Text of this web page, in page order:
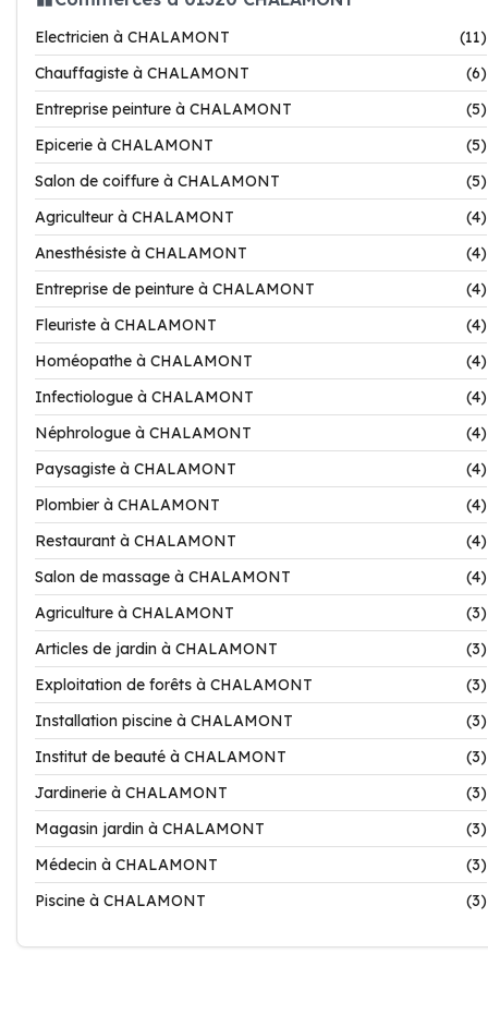
Electricien à CHALAMONT
(11)
Chauffagiste à CHALAMONT
(6)
Entreprise peinture à CHALAMONT
(5)
Epicerie à CHALAMONT
(5)
Salon de coiffure à CHALAMONT
(5)
Agriculteur à CHALAMONT
(4)
Anesthésiste à CHALAMONT
(4)
Entreprise de peinture à CHALAMONT
(4)
Fleuriste à CHALAMONT
(4)
Homéopathe à CHALAMONT
(4)
Infectiologue à CHALAMONT
(4)
Néphrologue à CHALAMONT
(4)
Paysagiste à CHALAMONT
(4)
Plombier à CHALAMONT
(4)
Restaurant à CHALAMONT
(4)
Salon de massage à CHALAMONT
(4)
Agriculture à CHALAMONT
(3)
Articles de jardin à CHALAMONT
(3)
Exploitation de forêts à CHALAMONT
(3)
Installation piscine à CHALAMONT
(3)
Institut de beauté à CHALAMONT
(3)
Jardinerie à CHALAMONT
(3)
Magasin jardin à CHALAMONT
(3)
Médecin à CHALAMONT
(3)
Piscine à CHALAMONT
(3)